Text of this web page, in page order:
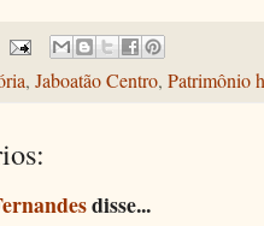
, Jaboatão Centro, Patrimônio
disse...